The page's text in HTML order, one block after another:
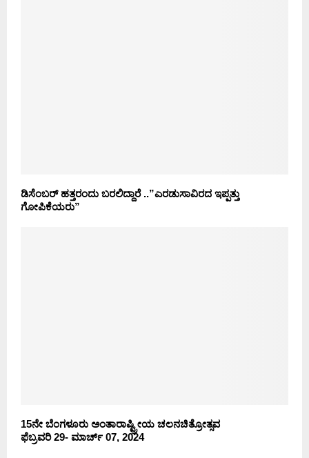
ಡಿಸೆಂಬರ್ ಹತ್ತರಂದು ಬರಲಿದ್ದಾರೆ ..”ಎರಡುಸಾವಿರದ ಇಪ್ಪತ್ತು
ಗೋಪಿಕೆಯರು”
15ನೇ ಬೆಂಗಳೂರು ಅಂತಾರಾಷ್ಟ್ರೀಯ ಚಲನಚಿತ್ರೋತ್ಸವ
ಫೆಬ್ರವರಿ 29- ಮಾರ್ಚ್ 07, 2024